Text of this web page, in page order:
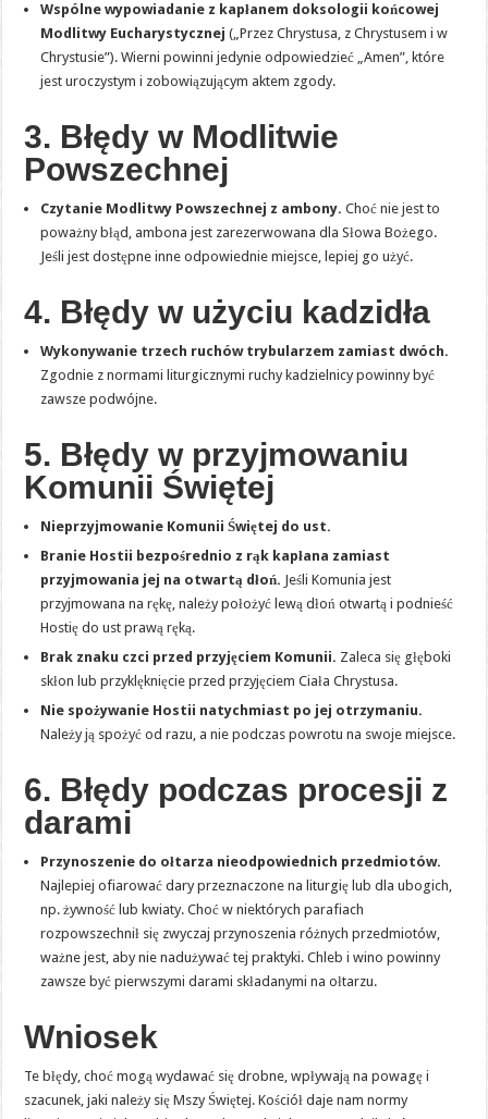
Wspólne wypowiadanie z kapłanem doksologii końcowej
Modlitwy Eucharystycznej („Przez Chrystusa, z Chrystusem i w
Chrystusie”). Wierni powinni jedynie odpowiedzieć „Amen”, które
jest uroczystym i zobowiązującym aktem zgody.
3. Błędy w Modlitwie
Powszechnej
Czytanie Modlitwy Powszechnej z ambony. Choć nie jest to
poważny błąd, ambona jest zarezerwowana dla Słowa Bożego.
Jeśli jest dostępne inne odpowiednie miejsce, lepiej go użyć.
4. Błędy w użyciu kadzidła
Wykonywanie trzech ruchów trybularzem zamiast dwóch.
Zgodnie z normami liturgicznymi ruchy kadzielnicy powinny być
zawsze podwójne.
5. Błędy w przyjmowaniu
Komunii Świętej
Nieprzyjmowanie Komunii Świętej do ust.
Branie Hostii bezpośrednio z rąk kapłana zamiast
przyjmowania jej na otwartą dłoń. Jeśli Komunia jest
przyjmowana na rękę, należy położyć lewą dłoń otwartą i podnieść
Hostię do ust prawą ręką.
Brak znaku czci przed przyjęciem Komunii. Zaleca się głęboki
skłon lub przyklęknięcie przed przyjęciem Ciała Chrystusa.
Nie spożywanie Hostii natychmiast po jej otrzymaniu.
Należy ją spożyć od razu, a nie podczas powrotu na swoje miejsce.
6. Błędy podczas procesji z
darami
Przynoszenie do ołtarza nieodpowiednich przedmiotów.
Najlepiej ofiarować dary przeznaczone na liturgię lub dla ubogich,
np. żywność lub kwiaty. Choć w niektórych parafiach
rozpowszechnił się zwyczaj przynoszenia różnych przedmiotów,
ważne jest, aby nie nadużywać tej praktyki. Chleb i wino powinny
zawsze być pierwszymi darami składanymi na ołtarzu.
Wniosek
Te błędy, choć mogą wydawać się drobne, wpływają na powagę i
szacunek, jaki należy się Mszy Świętej. Kościół daje nam normy